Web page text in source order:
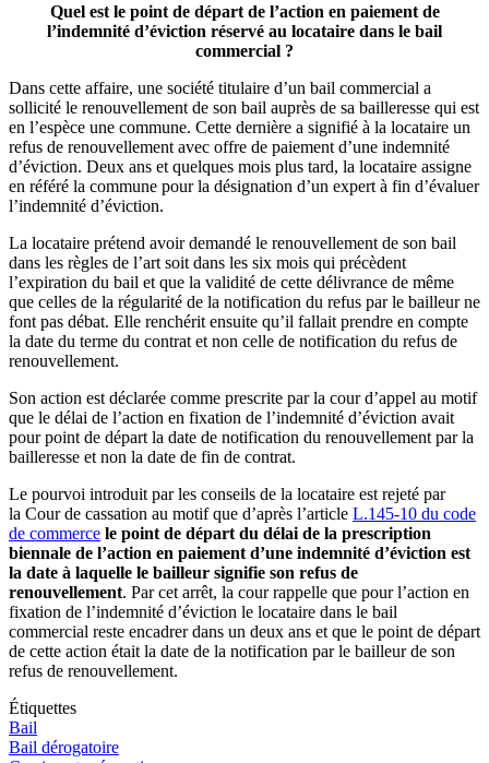
Quel est le point de départ de l’action en paiement de
l’indemnité d’éviction réservé au locataire dans le bail
commercial ?
Dans cette affaire, une société titulaire d’un bail commercial a
sollicité le renouvellement de son bail auprès de sa bailleresse qui est
en l’espèce une commune. Cette dernière a signifié à la locataire un
refus de renouvellement avec offre de paiement d’une indemnité
d’éviction. Deux ans et quelques mois plus tard, la locataire assigne
en référé la commune pour la désignation d’un expert à fin d’évaluer
l’indemnité d’éviction.
La locataire prétend avoir demandé le renouvellement de son bail
dans les règles de l’art soit dans les six mois qui précèdent
l’expiration du bail et que la validité de cette délivrance de même
que celles de la régularité de la notification du refus par le bailleur ne
font pas débat. Elle renchérit ensuite qu’il fallait prendre en compte
la date du terme du contrat et non celle de notification du refus de
renouvellement.
Son action est déclarée comme prescrite par la cour d’appel au motif
que le délai de l’action en fixation de l’indemnité d’éviction avait
pour point de départ la date de notification du renouvellement par la
bailleresse et non la date de fin de contrat.
Le pourvoi introduit par les conseils de la locataire est rejeté par
la Cour de cassation au motif que d’après l’article L.145-10 du code
de commerce le point de départ du délai de la prescription
biennale de l’action en paiement d’une indemnité d’éviction est
la date à laquelle le bailleur signifie son refus de
renouvellement. Par cet arrêt, la cour rappelle que pour l’action en
fixation de l’indemnité d’éviction le locataire dans le bail
commercial reste encadrer dans un deux ans et que le point de départ
de cette action était la date de la notification par le bailleur de son
refus de renouvellement.
Étiquettes
Bail
Bail dérogatoire